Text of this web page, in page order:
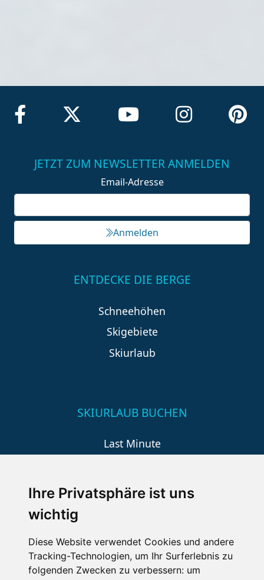
Ihre Privatsphäre ist uns
wichtig
Diese Website verwendet Cookies und andere
Tracking-Technologien, um Ihr Surferlebnis zu
folgenden Zwecken zu verbessern: um
JETZT ZUM NEWSLETTER ANMELDEN
Email-Adresse
Anmelden
ENTDECKE DIE BERGE
Schneehöhen
Skigebiete
Skiurlaub
SKIURLAUB BUCHEN
Last Minute
Wellness
SCHNEEHÖHEN SKI APP
Die Schneehoehen Ski APP für iOS und Android - Ein